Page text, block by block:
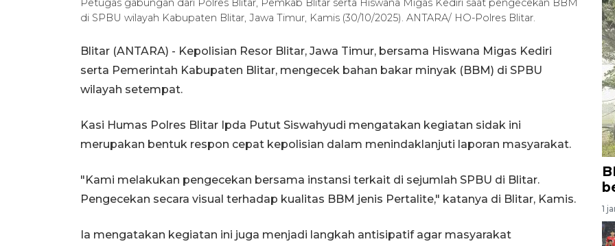
Petugas gabungan dari Polres Blitar, Pemkab Blitar serta Hiswana Migas Kediri saat pengecekan BBM
di SPBU wilayah Kabupaten Blitar, Jawa Timur, Kamis (30/10/2025). ANTARA/ HO-Polres Blitar.
Blitar (ANTARA) - Kepolisian Resor Blitar, Jawa Timur, bersama Hiswana Migas Kediri
serta Pemerintah Kabupaten Blitar, mengecek bahan bakar minyak (BBM) di SPBU
wilayah setempat.
Kasi Humas Polres Blitar Ipda Putut Siswahyudi mengatakan kegiatan sidak ini
merupakan bentuk respon cepat kepolisian dalam menindaklanjuti laporan masyarakat.
"Kami melakukan pengecekan bersama instansi terkait di sejumlah SPBU di Blitar.
Pengecekan secara visual terhadap kualitas BBM jenis Pertalite," katanya di Blitar, Kamis.
Ia mengatakan kegiatan ini juga menjadi langkah antisipatif agar masyarakat
1